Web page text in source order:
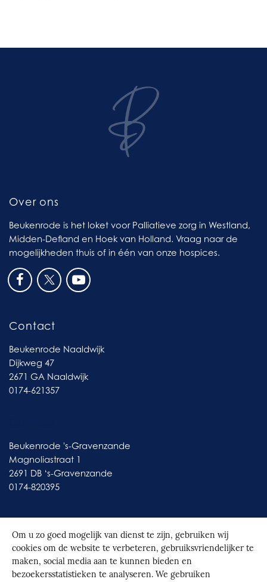
Over ons
Beukenrode is het loket voor Palliatieve zorg in Westland,
Midden-Defland en Hoek van Holland. Vraag naar de
mogelijkheden thuis of in één van onze hospices.
Contact
Beukenrode Naaldwijk
Dijkweg 47
2671 GA Naaldwijk
0174-621357
Beukenrode 's-Gravenzande
Magnoliastraat 1
2691 DB ‘s-Gravenzande
0174-820395
© 2026 Beukenrode |Realisatie door Spontaan
Om u zo goed mogelijk van dienst te zijn, gebruiken wij
cookies om de website te verbeteren, gebruiksvriendelijker te
maken, social media aan te kunnen bieden en
bezoekersstatistieken te analyseren. We gebruiken